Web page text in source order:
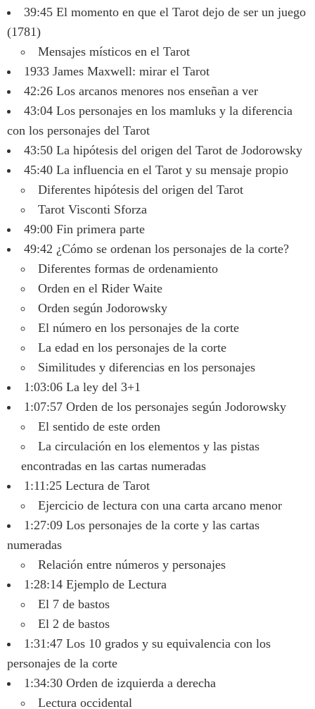
39:45 El momento en que el Tarot dejo de ser un juego
(1781)
Mensajes místicos en el Tarot
1933 James Maxwell: mirar el Tarot
42:26 Los arcanos menores nos enseñan a ver
43:04 Los personajes en los mamluks y la diferencia
con los personajes del Tarot
43:50 La hipótesis del origen del Tarot de Jodorowsky
45:40 La influencia en el Tarot y su mensaje propio
Diferentes hipótesis del origen del Tarot
Tarot Visconti Sforza
49:00 Fin primera parte
49:42 ¿Cómo se ordenan los personajes de la corte?
Diferentes formas de ordenamiento
Orden en el Rider Waite
Orden según Jodorowsky
El número en los personajes de la corte
La edad en los personajes de la corte
Similitudes y diferencias en los personajes
1:03:06 La ley del 3+1
1:07:57 Orden de los personajes según Jodorowsky
El sentido de este orden
La circulación en los elementos y las pistas
encontradas en las cartas numeradas
1:11:25 Lectura de Tarot
Ejercicio de lectura con una carta arcano menor
1:27:09 Los personajes de la corte y las cartas
numeradas
Relación entre números y personajes
1:28:14 Ejemplo de Lectura
El 7 de bastos
El 2 de bastos
1:31:47 Los 10 grados y su equivalencia con los
personajes de la corte
1:34:30 Orden de izquierda a derecha
Lectura occidental